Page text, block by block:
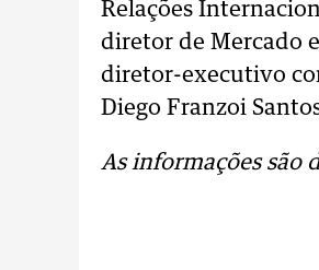
Relações
diretor de Mercado
diretor-executivo
Diego Franzoi
As informações são